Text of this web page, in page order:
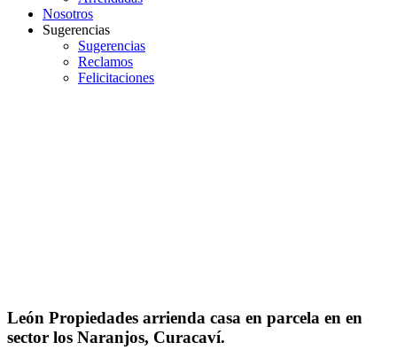
Nosotros
Sugerencias
Sugerencias
Reclamos
Felicitaciones
León Propiedades arrienda casa en parcela en en
sector los Naranjos, Curacaví.